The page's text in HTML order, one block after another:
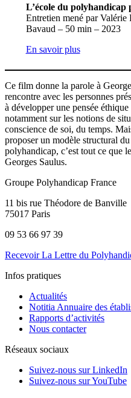
L’école du polyhandicap
Entretien mené par
Bavaud – 50 min – 2023
En savoir plus
Ce film donne la parole à
rencontre avec les personnes
à développer une pensée
notamment sur les notions de
conscience de soi, du temps.
proposer un modèle structural
polyhandicap, c’est tout ce que
Georges Saulus.
Groupe Polyhandicap France
11 bis rue Théodore de Banville
75017 Paris
09 53 66 97 39
Recevoir La Lettre du
Infos pratiques
Actualités
Notitia Annuaire des
Rapports d’activités
Nous contacter
Réseaux sociaux
Suivez-nous sur LinkedIn
Suivez-nous sur YouTube